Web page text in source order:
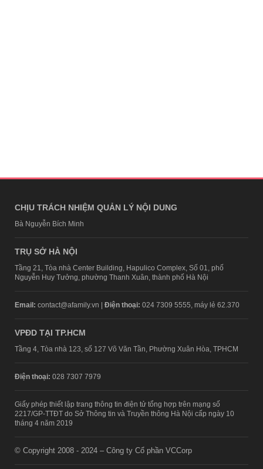
CHỊU TRÁCH NHIỆM QUẢN LÝ NỘI DUNG
Bà Nguyễn Bích Minh
TRỤ SỞ HÀ NỘI
Tầng 21, Tòa nhà Center Building, Hapulico Complex, Số 01, phố
Nguyễn Huy Tưởng, phường Thanh Xuân, thành phố Hà Nội
Email: contact@afamily.vn | Điện thoại: 024 7309 5555, máy lẻ 62.370
VPĐD TẠI TP.HCM
Tầng 4, Tòa nhà 123, số 127 Võ Văn Tần, Phường Xuân Hòa, TPHCM
Điện thoại: 028 7307 7979
Giấy phép thiết lập trang thông tin điện tử tổng hợp trên mạng số
2217/GP-TTĐT do Sở Thông tin và Truyền thông Hà Nội cấp ngày 10
tháng 4 năm 2019
© Copyright 2008 - 2024 – Công ty Cổ phần VCCorp